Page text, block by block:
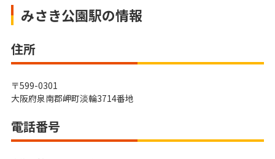
みさき公園駅の情報
住所
〒599-0301
大阪府泉南郡岬町淡輪3714番地
電話番号